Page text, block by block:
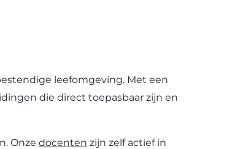
leefomgeving. Met een
die direct toepasbaar zijn en
Onze docenten zijn zelf actief in